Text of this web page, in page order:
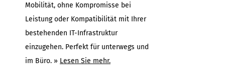
Mobilität, ohne Kompromisse bei
Leistung oder Kompatibilität mit Ihrer
bestehenden IT-Infrastruktur
einzugehen. Perfekt für unterwegs und
im Büro. » Lesen Sie mehr.